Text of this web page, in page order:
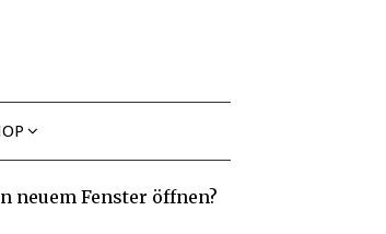
neuem Fenster öffnen?